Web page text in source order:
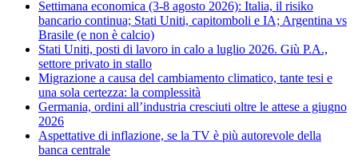
Settimana economica (3-8 agosto 2026): Italia, il risiko
bancario continua; Stati Uniti, capitomboli e IA; Argentina vs
Brasile (e non è calcio)
Stati Uniti, posti di lavoro in calo a luglio 2026. Giù P.A.,
settore privato in stallo
Migrazione a causa del cambiamento climatico, tante tesi e
una sola certezza: la complessità
Germania, ordini all’industria cresciuti oltre le attese a giugno
2026
Aspettative di inflazione, se la TV è più autorevole della
banca centrale